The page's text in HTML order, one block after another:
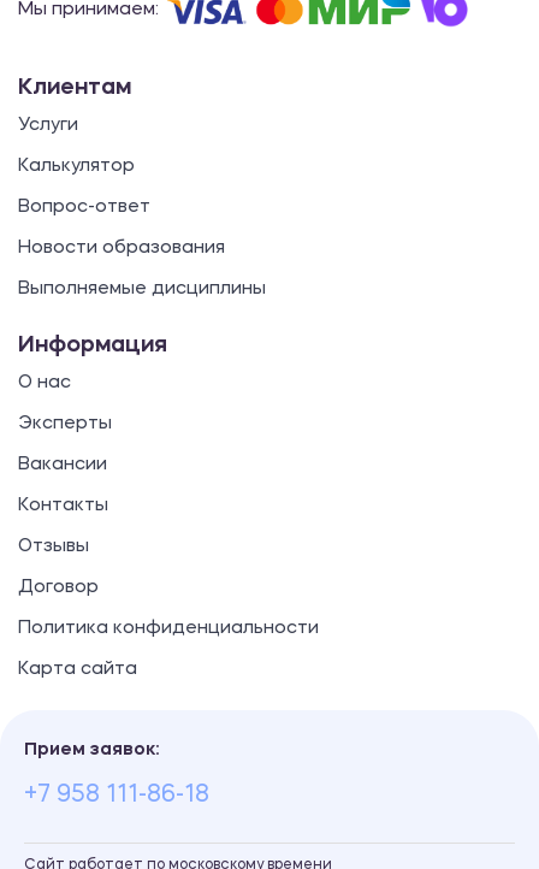
Мы принимаем:
Клиентам
Услуги
Калькулятор
Вопрос-ответ
Новости образования
Выполняемые дисциплины
Информация
О нас
Эксперты
Вакансии
Контакты
Отзывы
Договор
Политика конфиденциальности
Карта сайта
Прием заявок:
+7 958 111-86-18
Сайт работает по московскому времени